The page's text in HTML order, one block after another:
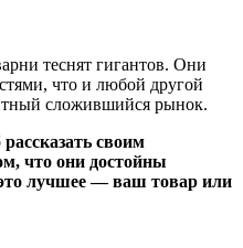
теснят гигантов. Они
что и любой другой
сложившийся рынок.
своим
что они достойны
лучшее — ваш товар или